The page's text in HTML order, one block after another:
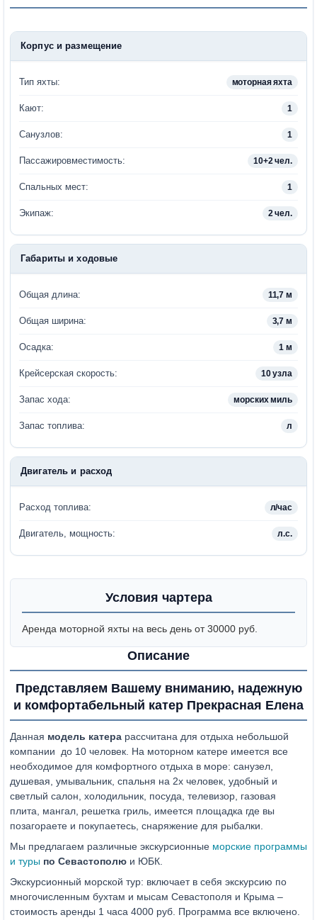
Корпус и размещение
Тип яхты: моторная яхта
Кают: 1
Санузлов: 1
Пассажировместимость: 10+2 чел.
Спальных мест: 1
Экипаж: 2 чел.
Габариты и ходовые
Общая длина: 11,7 м
Общая ширина: 3,7 м
Осадка: 1 м
Крейсерская скорость: 10 узла
Запас хода: морских миль
Запас топлива: л
Двигатель и расход
Расход топлива: л/час
Двигатель, мощность: л.с.
Условия чартера
Аренда моторной яхты на весь день от 30000 руб.
Описание
Представляем Вашему вниманию, надежную
и комфортабельный катер Прекрасная Елена
Данная модель катера рассчитана для отдыха небольшой
компании до 10 человек. На моторном катере имеется все
необходимое для комфортного отдыха в море: санузел,
душевая, умывальник, спальня на 2х человек, удобный и
светлый салон, холодильник, посуда, телевизор, газовая
плита, мангал, решетка гриль, имеется площадка где вы
позагораете и покупаетесь, снаряжение для рыбалки.
Мы предлагаем различные экскурсионные морские программы
и туры по Севастополю и ЮБК.
Экскурсионный морской тур: включает в себя экскурсию по
многочисленным бухтам и мысам Севастополя и Крыма –
стоимость аренды 1 часа 4000 руб. Программа все включено.